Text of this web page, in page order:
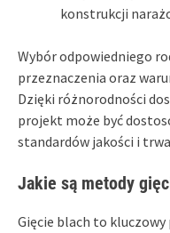
konstrukcji
Wybór odpowiedniego
przeznaczenia oraz
Dzięki różnorodności
projekt może być
standardów jakości i
Jakie są metody
Gięcie blach to